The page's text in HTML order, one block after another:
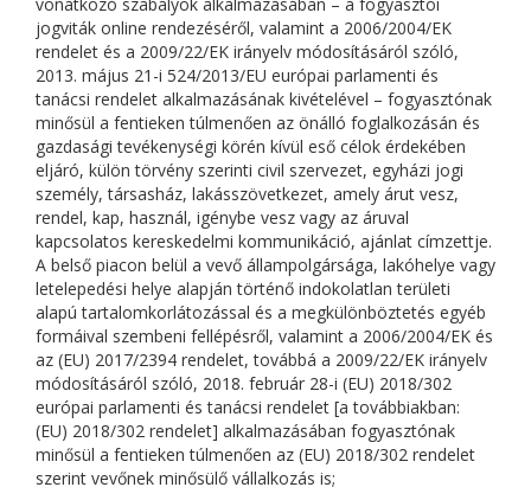
jogviták online rendezéséről, valamint a 2006/2004/EK
rendelet és a 2009/22/EK irányelv módosításáról szóló,
2013. május 21-i 524/2013/EU európai parlamenti és
tanácsi rendelet alkalmazásának kivételével – fogyasztónak
minősül a fentieken túlmenően az önálló foglalkozásán és
gazdasági tevékenységi körén kívül eső célok érdekében
eljáró, külön törvény szerinti civil szervezet, egyházi jogi
személy, társasház, lakásszövetkezet, amely árut vesz,
rendel, kap, használ, igénybe vesz vagy az áruval
kapcsolatos kereskedelmi kommunikáció, ajánlat címzettje.
A belső piacon belül a vevő állampolgársága, lakóhelye vagy
letelepedési helye alapján történő indokolatlan területi
alapú tartalomkorlátozással és a megkülönböztetés egyéb
formáival szembeni fellépésről, valamint a 2006/2004/EK és
az (EU) 2017/2394 rendelet, továbbá a 2009/22/EK irányelv
módosításáról szóló, 2018. február 28-i (EU) 2018/302
európai parlamenti és tanácsi rendelet [a továbbiakban:
(EU) 2018/302 rendelet] alkalmazásában fogyasztónak
minősül a fentieken túlmenően az (EU) 2018/302 rendelet
szerint vevőnek minősülő vállalkozás is;